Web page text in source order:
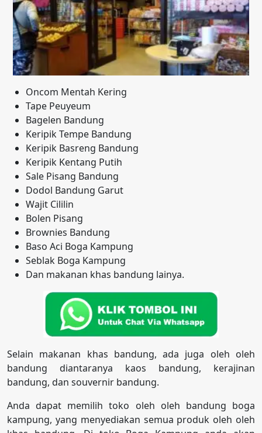
Oncom Mentah Kering
Tape Peuyeum
Bagelen Bandung
Keripik Tempe Bandung
Keripik Basreng Bandung
Keripik Kentang Putih
Sale Pisang Bandung
Dodol Bandung Garut
Wajit Cililin
Bolen Pisang
Brownies Bandung
Baso Aci Boga Kampung
Seblak Boga Kampung
Dan makanan khas bandung lainya.
Selain makanan khas bandung, ada juga oleh oleh
bandung diantaranya kaos bandung, kerajinan
bandung, dan souvernir bandung.
Anda dapat memilih toko oleh oleh bandung boga
kampung, yang menyediakan semua produk oleh oleh